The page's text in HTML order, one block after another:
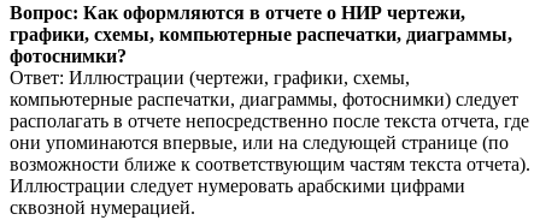
Вопрос: Как оформляются в отчете о НИР чертежи,
графики, схемы, компьютерные распечатки, диаграммы,
фотоснимки?
Ответ: Иллюстрации (чертежи, графики, схемы,
компьютерные распечатки, диаграммы, фотоснимки) следует
располагать в отчете непосредственно после текста отчета, где
они упоминаются впервые, или на следующей странице (по
возможности ближе к соответствующим частям текста отчета).
Иллюстрации следует нумеровать арабскими цифрами
сквозной нумерацией.